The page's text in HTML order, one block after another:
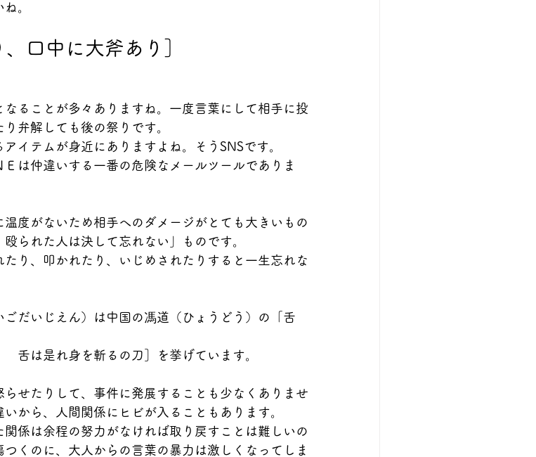
。
口中に大斧あり］
ることが多々ありますね。一度言葉にして相手に投
弁解しても後の祭りです。
イテムが身近にありますよね。そうSNSです。
は仲違いする一番の危険なメールツールでありま
度がないため相手へのダメージがとても大きいもの
られた人は決して忘れない」ものです。
り、叩かれたり、いじめされたりすると一生忘れな
だいじえん）は中国の馮道（ひょうどう）の「舌
舌は是れ身を斬るの刀］を挙げています。
せたりして、事件に発展することも少なくありませ
から、人間関係にヒビが入ることもあります。
係は余程の努力がなければ取り戻すことは難しいの
くのに、大人からの言葉の暴力は激しくなってしま